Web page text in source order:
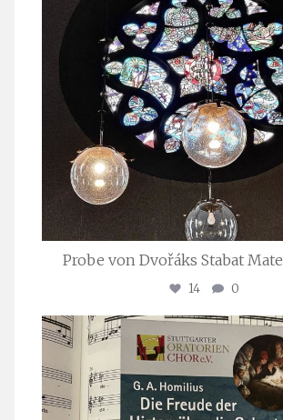
Probe von Dvořáks Stabat
14 0
stuttgarter_oratorienchor
Nov. 29